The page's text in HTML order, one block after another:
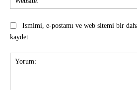
Ismimi, e-postamı ve web sitemi bir
kaydet.